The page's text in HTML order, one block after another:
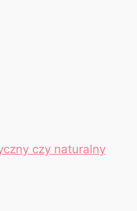
czy naturalny